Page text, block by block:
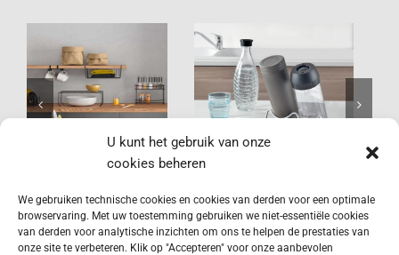
U kunt het gebruik van onze
cookies beheren
We gebruiken technische cookies en cookies van derden voor een optimale
browservaring. Met uw toestemming gebruiken we niet-essentiële cookies
van derden voor analytische inzichten om ons te helpen de prestaties van
onze site te verbeteren. Klik op "Accepteren" voor onze aanbevolen
Tidytex Aquatex Plus